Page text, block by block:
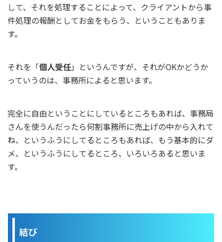
して、それを処理することによって、クライアントから事
件処理の報酬としてお金をもらう、ということもありま
す。
それを「個人受任」というんですが、それがOKかどうか
っていうのは、事務所によると思います。
完全に自由ということにしているところもあれば、事務局
さんを使うんだったら何割事務所に売上げの中から入れて
ね、というふうにしてるところもあれば、もう基本的にダ
メ、というふうにしてるところ、いろいろあると思いま
す。
結び